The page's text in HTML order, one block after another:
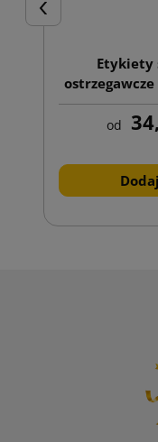
Poprzedni
Etykiety
ostrzegawcze
od